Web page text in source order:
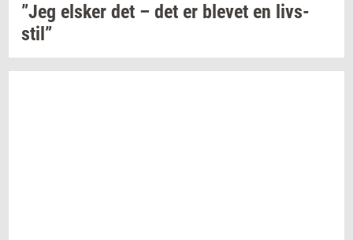
”Jeg el­sker det – det er ble­vet en livs­
stil”